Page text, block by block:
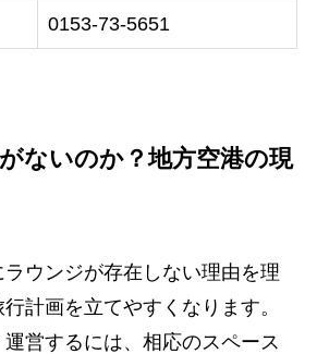
0153-73-5651
ないのか？地方空港の現
ウンジが存在しない理由を理
計画を立てやすくなります。
営するには、相応のスペース